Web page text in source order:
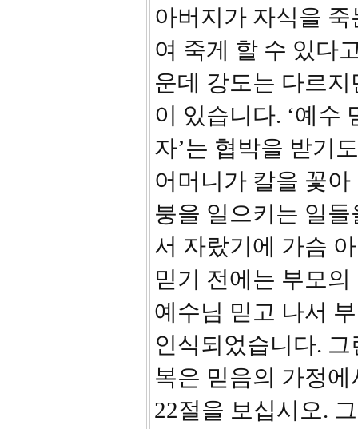
아버지가 자식을
여 죽게 할 수 있다
운데 강도는 다르
이 있습니다. ‘예수
자’는 협박을 받기
어머니가 칼을 꽃
붕을 일으키는 일
서 자랐기에 가슴
믿기 전에는 부모
예수님 믿고 나서
인식되었습니다.
복은 믿음의 가정
22절을 보십시오.